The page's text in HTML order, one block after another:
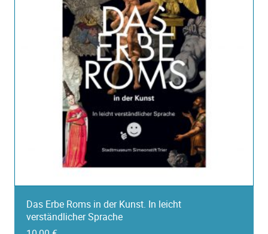
Das Erbe Roms in der Kunst. In leicht
verständlicher Sprache